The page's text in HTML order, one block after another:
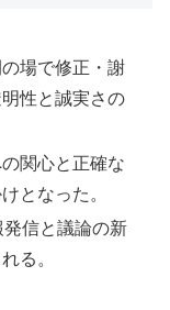
場で修正・謝
性と誠実さの
関心と正確な
となった。
信と議論の新
る。